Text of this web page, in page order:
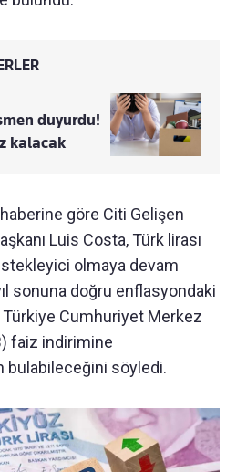
duyurdu!
kalacak
göre Citi Gelişen
Luis Costa, Türk lirası
olmaya devam
sonuna doğru enflasyondaki
Cumhuriyet Merkez
faiz indirimine
bulabileceğini söyledi.